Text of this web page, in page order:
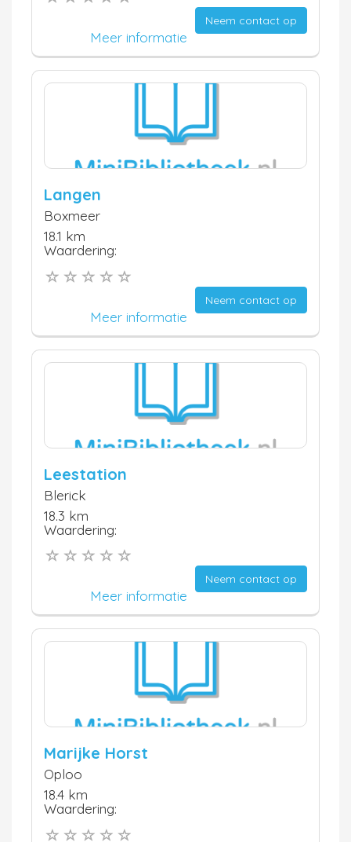
Neem contact op
Meer informatie
Langen
Boxmeer
18.1 km
Waardering:
Neem contact op
Meer informatie
Leestation
Blerick
18.3 km
Waardering:
Neem contact op
Meer informatie
Marijke Horst
Oploo
18.4 km
Waardering: